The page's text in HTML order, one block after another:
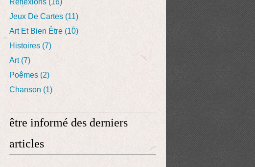
Réflexions (16)
Jeux De Cartes (11)
Art Et Bien Être (10)
Histoires (7)
Art(7)
Poêmes (2)
Chanson (1)
être informé des derniers
articles